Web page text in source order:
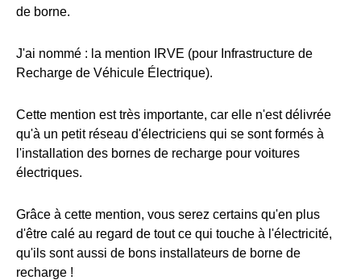
de borne.
J'ai nommé : la mention IRVE (pour Infrastructure de
Recharge de Véhicule Électrique).
Cette mention est très importante, car elle n'est délivrée
qu'à un petit réseau d'électriciens qui se sont formés à
l'installation des bornes de recharge pour voitures
électriques.
Grâce à cette mention, vous serez certains qu'en plus
d'être calé au regard de tout ce qui touche à l'électricité,
qu'ils sont aussi de bons installateurs de borne de
recharge !